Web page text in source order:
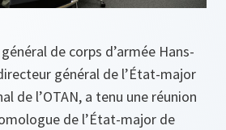
de corps d’armée Hans-
général de l’État-major
de l’OTAN, a tenu une réunion
de l’État-major de